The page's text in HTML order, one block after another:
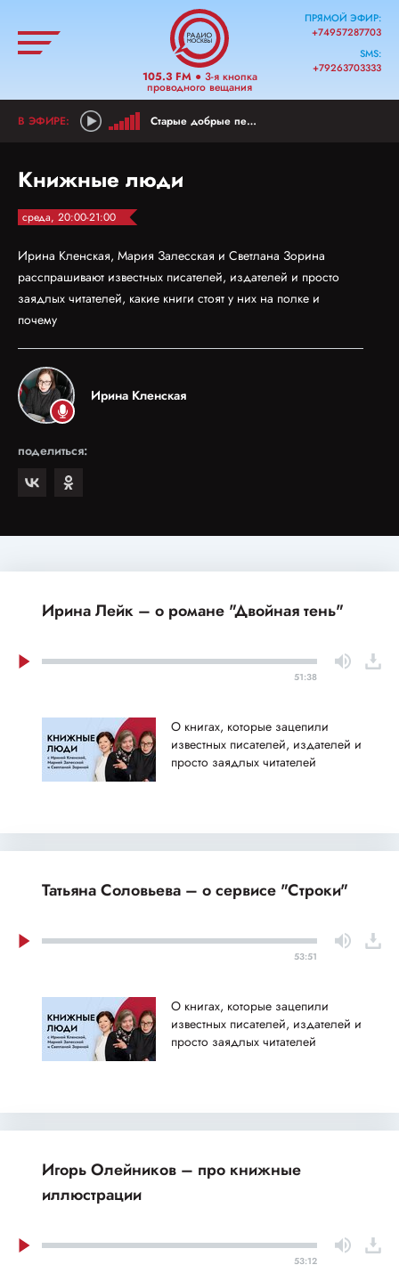
105.3 FM● 3-я кнопка
проводного вещания
ПРЯМОЙ ЭФИР:
+74957287703
SMS:
+79263703333
Старые добрые песни
Книжные люди
среда, 20:00-21:00
Ирина Кленская, Мария Залесская и Светлана Зорина
расспрашивают известных писателей, издателей и просто
заядлых читателей, какие книги стоят у них на полке и
почему
Ирина Кленская
поделиться:
Ирина Лейк – о романе "Двойная тень"
51:38
О книгах, которые зацепили
известных писателей, издателей и
просто заядлых читателей
Татьяна Соловьева – о сервисе "Строки"
53:51
О книгах, которые зацепили
известных писателей, издателей и
просто заядлых читателей
Игорь Олейников – про книжные
иллюстрации
53:12